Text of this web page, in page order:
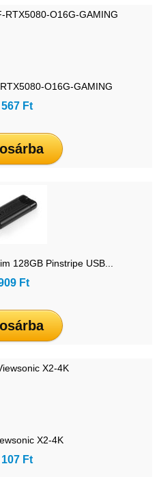
O16G-GAMING
Ft
128GB Pinstripe USB...
Ft
X2-4K
Ft